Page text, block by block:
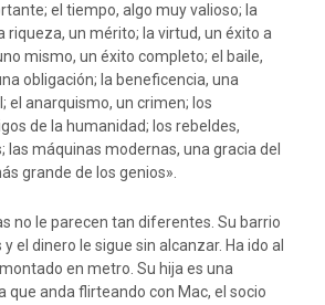
el tiempo, algo muy valioso; la
riqueza, un mérito; la virtud, un éxito a
mismo, un éxito completo; el baile,
obligación; la beneficencia, una
el anarquismo, un crimen; los
de la humanidad; los rebeldes,
las máquinas modernas, una gracia del
grande de los genios».
no le parecen tan diferentes. Su barrio
el dinero le sigue sin alcanzar. Ha ido al
en metro. Su hija es una
que anda flirteando con Mac, el socio